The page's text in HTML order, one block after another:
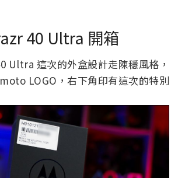
40 Ultra 開箱
Ultra 這次的外盒設計走陳穩風格，
LOGO，右下角印有這次的特別